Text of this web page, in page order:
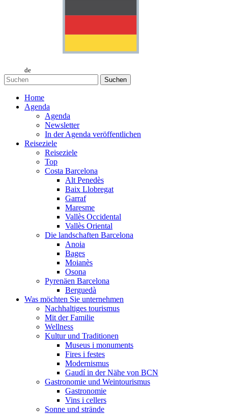
de
Suchen
Home
Agenda
Agenda
Newsletter
In der Agenda veröffentlichen
Reiseziele
Reiseziele
Top
Costa Barcelona
Alt Penedès
Baix Llobregat
Garraf
Maresme
Vallès Occidental
Vallès Oriental
Die landschaften Barcelona
Anoia
Bages
Moianès
Osona
Pyrenäen Barcelona
Berguedà
Was möchten Sie unternehmen
Nachhaltiges tourismus
Mit der Familie
Wellness
Kultur und Traditionen
Museus i monuments
Fires i festes
Modernismus
Gaudí in der Nähe von BCN
Gastronomie und Weintourismus
Gastronomie
Vins i cellers
Sonne und strände